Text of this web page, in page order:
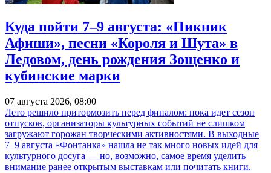
Куда пойти 7–9 августа: «Пикник
Афиши», песни «Короля и Шута» в
Ледовом, день рождения Зощенко и
кубинские марки
07 августа 2026, 08:00
Лето решило притормозить перед финалом: пока идет сезон
отпусков, организаторы культурных событий не слишком
загружают горожан творческими активностями. В выходные
7–9 августа «Фонтанка» нашла не так много новых идей для
культурного досуга — но, возможно, самое время уделить
внимание ранее открытым выставкам или почитать книги.